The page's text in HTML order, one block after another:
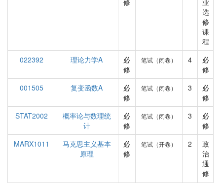
修
业
选
修
课
程
022392
理论力学A
必
修
笔试（闭卷） 4
必
修
001505
复变函数A
必
修
笔试（闭卷） 3
必
修
STAT2002
概率论与数理统
计
必
修
笔试（闭卷） 3
必
修
MARX1011
马克思主义基本
原理
必
修
笔试（开卷） 2
政
治
通
修